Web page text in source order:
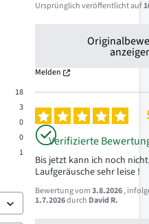
18
3
0
0
1
Ursprünglich veröffentlicht auf
Melden
Verifizierte
Bis jetzt kann ich noch
Laufgeräusche sehr leise !
Bewertung vom3.8.2026,
1.7.2026durch David R.